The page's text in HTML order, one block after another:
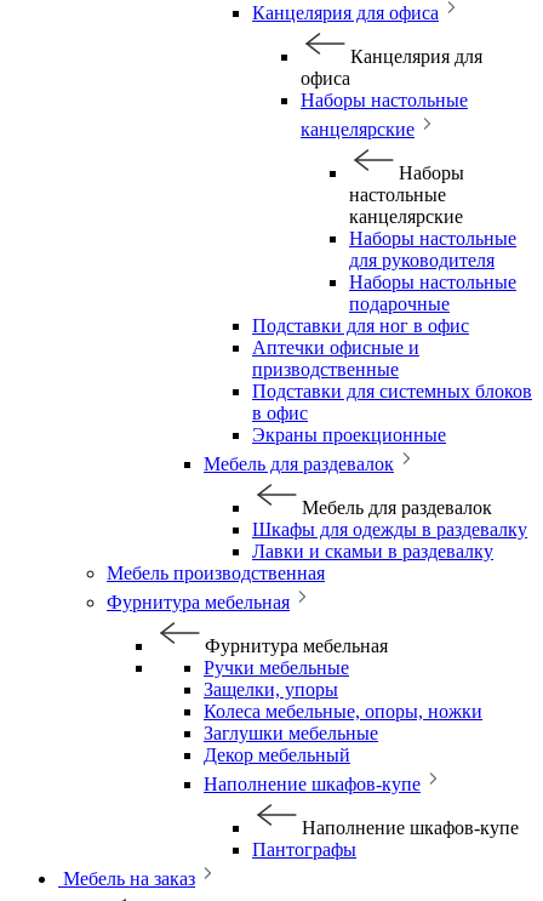
Канцелярия для офиса
Канцелярия для
офиса
Наборы настольные
канцелярские
Наборы
настольные
канцелярские
Наборы настольные
для руководителя
Наборы настольные
подарочные
Подставки для ног в офис
Аптечки офисные и
призводственные
Подставки для системных блоков
в офис
Экраны проекционные
Мебель для раздевалок
Мебель для раздевалок
Шкафы для одежды в раздевалку
Лавки и скамьи в раздевалку
Мебель производственная
Фурнитура мебельная
Фурнитура мебельная
Ручки мебельные
Защелки, упоры
Колеса мебельные, опоры, ножки
Заглушки мебельные
Декор мебельный
Наполнение шкафов-купе
Наполнение шкафов-купе
Пантографы
Мебель на заказ